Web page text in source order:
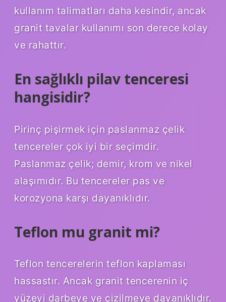
kullanım talimatları daha kesindir, ancak
granit tavalar kullanımı son derece kolay
ve rahattır.
En sağlıklı pilav tenceresi
hangisidir?
Pirinç pişirmek için paslanmaz çelik
tencereler çok iyi bir seçimdir.
Paslanmaz çelik; demir, krom ve nikel
alaşımıdır. Bu tencereler pas ve
korozyona karşı dayanıklıdır.
Teflon mu granit mi?
Teflon tencerelerin teflon kaplaması
hassastır. Ancak granit tencerenin iç
yüzeyi darbeye ve çizilmeye dayanıklıdır.